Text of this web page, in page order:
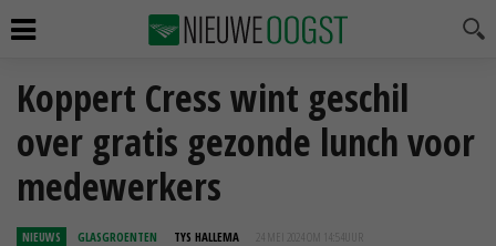
Koppert Cress wint geschil
over gratis gezonde lunch voor
medewerkers
NIEUWS GLASGROENTEN TYS HALLEMA 24 MEI 2024 OM 14:54